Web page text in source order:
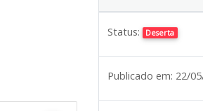
Status: Deserta
Publicado em: 22/